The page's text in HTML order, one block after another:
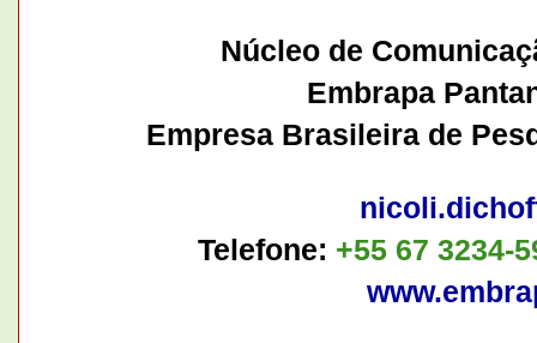
Núcleo de
Embrapa
Empresa Brasileira de
Telefone: +55 67 3234-